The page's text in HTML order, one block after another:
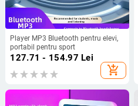
Player MP3 Bluetooth pentru elevi,
portabil pentru sport
127.71 - 154.97 Lei
add_shopping_cart